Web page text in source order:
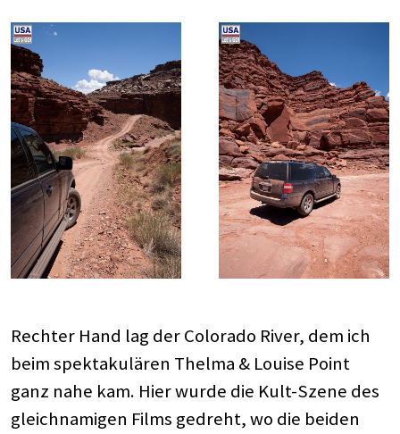
Rechter Hand lag der Colorado River, dem ich
beim spektakulären Thelma & Louise Point
ganz nahe kam. Hier wurde die Kult-Szene des
gleichnamigen Films gedreht, wo die beiden